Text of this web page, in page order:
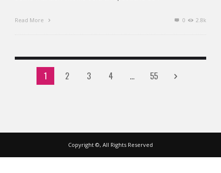
Read More 0 2.8k
1 2 3 4 … 55
Copyright ©, All Rights Reserved